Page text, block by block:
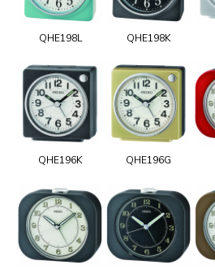
QHE198L QHE198K
QHE196K QHE196G